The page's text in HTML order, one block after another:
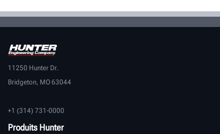
11250 Hunter Dr.
Bridgeton, MO 63044
+1 (314) 731-0000
Produits Hunter